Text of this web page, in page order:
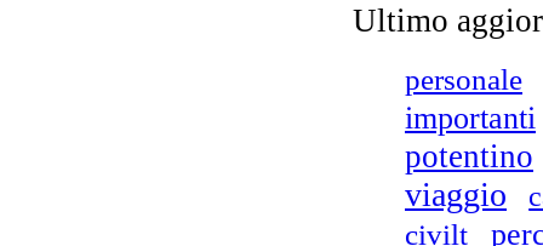
Ultimo
personale
importanti
potentino
viaggio
civilt